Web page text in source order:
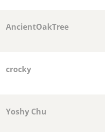
AncientOakTree
crocky
Yoshy Chu